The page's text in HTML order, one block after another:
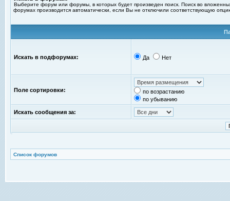
Выберите форум или форумы, в которых будет произведен поиск. Поиск во
форумах производится автоматически, если Вы не отключили соответствующую
Искать в подфорумах: Да Нет
Поле сортировки:
по возрастанию
по убыванию
Искать сообщения за:
Список форумов